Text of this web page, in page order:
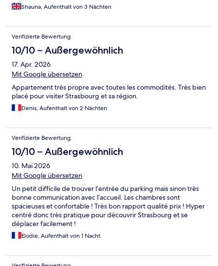
Shauna, Aufenthalt von 3 Nächten
Verifizierte Bewertung
10/10 – Außergewöhnlich
17. Apr. 2026
Mit Google übersetzen
Appartement très propre avec toutes les commodités. Très bien
placé pour visiter Strasbourg et sa région.
Denis, Aufenthalt von 2 Nächten
Verifizierte Bewertung
10/10 – Außergewöhnlich
10. Mai 2026
Mit Google übersetzen
Un petit difficile de trouver l’entrée du parking mais sinon très
bonne communication avec l’accueil. Les chambres sont
spacieuses et confortable ! Très bon rapport qualité prix ! Hyper
centré donc très pratique pour découvrir Strasbourg et se
déplacer facilement !
Elodie, Aufenthalt von 1 Nacht